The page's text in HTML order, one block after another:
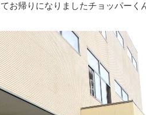
お帰りになりましたチョッパーく